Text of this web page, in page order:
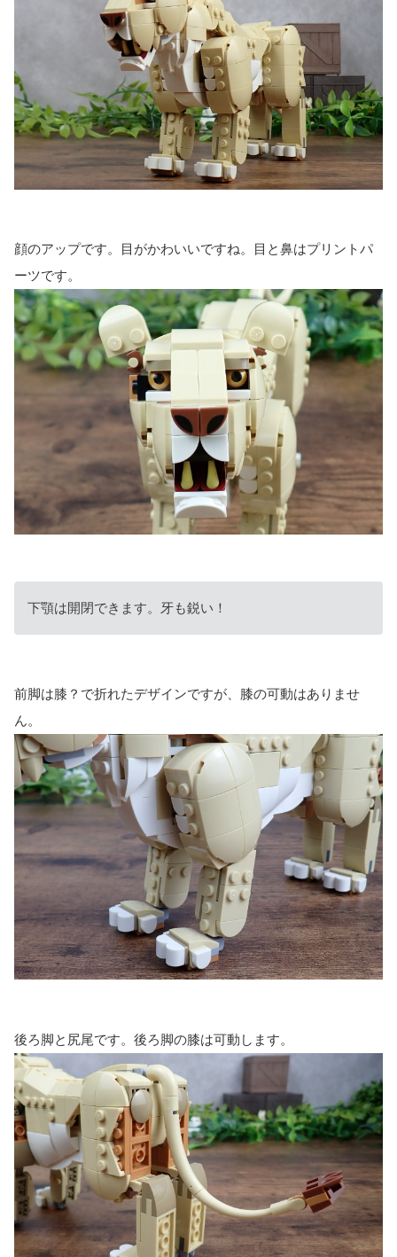
顔のアップです。目がかわいいですね。目と鼻はプリントパ
ーツです。
下顎は開閉できます。牙も鋭い！
前脚は膝？で折れたデザインですが、膝の可動はありませ
ん。
後ろ脚と尻尾です。後ろ脚の膝は可動します。